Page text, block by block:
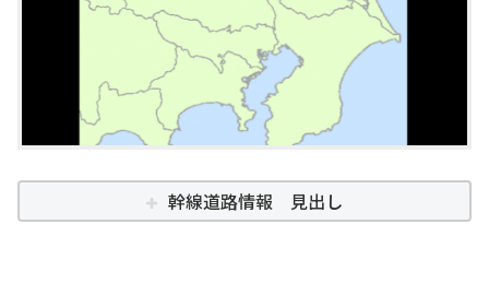
幹線道路情報 見出し